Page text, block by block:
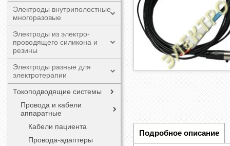
Электроды внутриполостные
многоразовые
Электроды из электро-
проводящего силикона и
резины
Электроды разные для
электротерапии
Токоподводящие системы
Провода и кабели
аппаратные
Кабели пациента
Провода-адаптеры
Подробное описание